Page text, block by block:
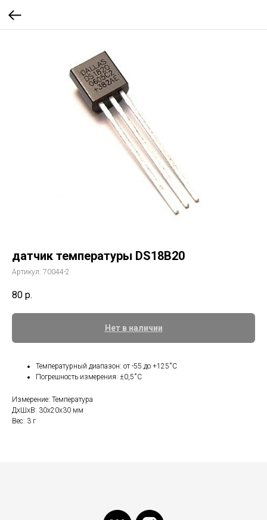
датчик температуры DS18B20
Артикул: 70044-2
80 р.
Нет в наличии
Температурный диапазон: от -55 до +125˚С
Погрешность измерения: ±0,5˚С
Измерение: Температура
ДxШxВ: 30x20x30 мм
Вес: 3 г